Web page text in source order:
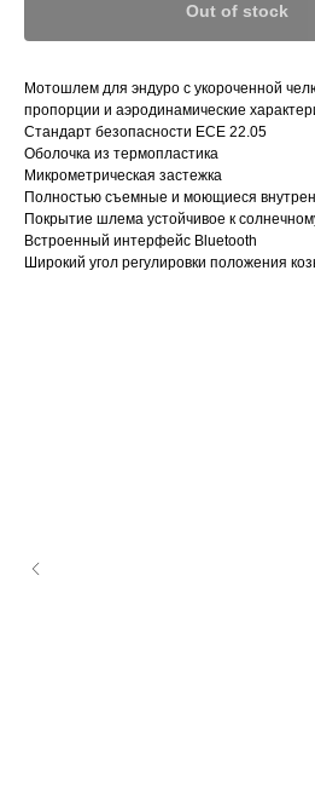
Out of stock
Мотошлем для эндуро с укороченной
пропорции и аэродинамические
Стандарт безопасности ECE 22.05
Оболочка из термопластика
Микрометрическая застежка
Полностью съемные и моющиеся
Покрытие шлема устойчивое к
Встроенный интерфейс Bluetooth
Широкий угол регулировки положения